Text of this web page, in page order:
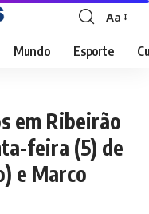
Font
Resizer
Aa
Mundo Esporte
em Ribeirão
feira (5) de
e Marco